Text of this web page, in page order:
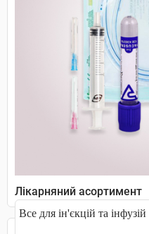
Лікарняний асортимент
Все для ін'єкцій та інфузій